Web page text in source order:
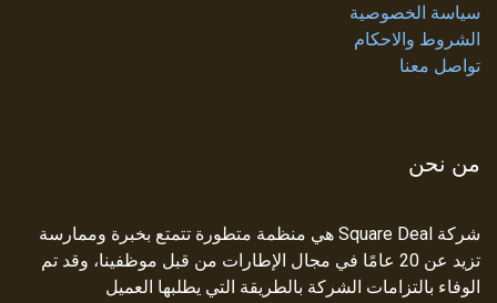
سياسة الخصوصية
الشروط والاحكام
تواصل معنا
من نحن
شركة Square Deal هي منظمة متطورة تتمتع بخبرة وممارسة
تزيد عن 20 عامًا في مجال الإطارات من قبل موظفينا، وقد تم
الوفاء بالتزامات الشركة بالطريقة التي يطلبها العميل